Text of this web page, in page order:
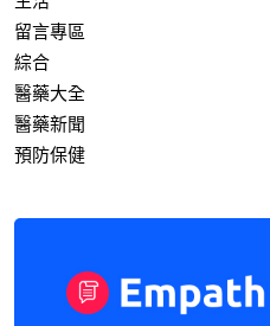
留言專區
綜合
醫藥大全
醫藥新聞
預防保健